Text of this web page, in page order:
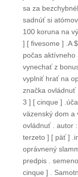
sa za
sadnúť si
100 koruna na
] [ fivesome ] .A
počas aktívneho
vynechať z
vyplniť hrať na
značka
3 ] [ cinque ]
väzenský dom
ovládnuť . autor
terzeto ] [ päť ]
oprávnený
predpis .
cinque ] .